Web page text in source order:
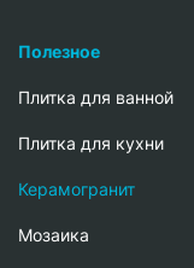
Полезное
Плитка для ванной
Плитка для кухни
Керамогранит
Мозаика